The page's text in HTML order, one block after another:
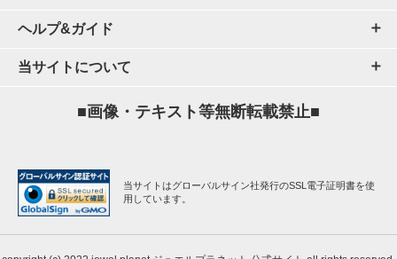
ヘルプ&ガイド
当サイトについて
■画像・テキスト等無断転載禁止■
当サイトはグローバルサイン社発行のSSL電子証明書を使
用しています。